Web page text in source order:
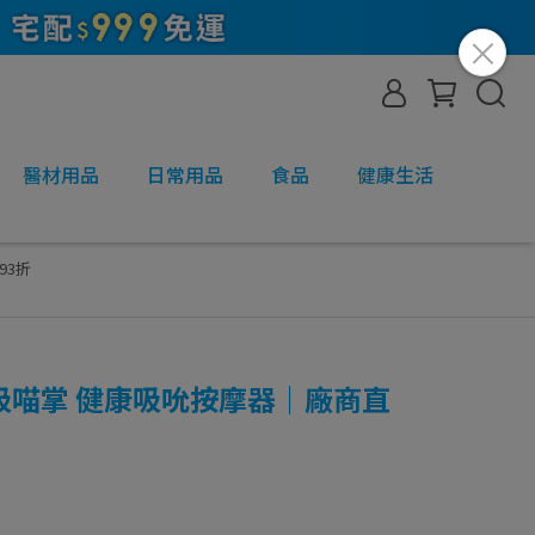
醫材用品 日常用品 食品
健康生活
折
掌 健康吸吮按摩器｜廠商直